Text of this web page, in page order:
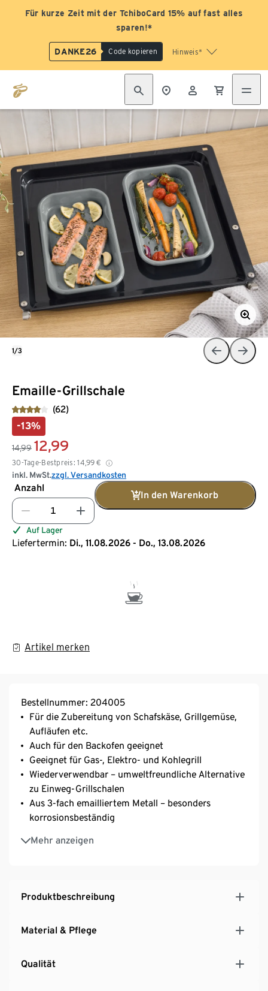
Für kurze Zeit mit der TchiboCard 15% auf fast alles
sparen!*
DANKE26 Code kopieren Hinweis*
Emaille-Grillschale
(62)
-13%
14,99 12,99
30-Tage-Bestpreis: 14,99 €
inkl. MwSt.zzgl. Versandkosten
Anzahl
In den Warenkorb
Auf Lager
Liefertermin: Di., 11.08.2026 - Do., 13.08.2026
Artikel merken
1/3
Bestellnummer: 204005
Für die Zubereitung von Schafskäse, Grillgemüse,
Aufläufen etc.
Auch für den Backofen geeignet
Geeignet für Gas-, Elektro- und Kohlegrill
Wiederverwendbar – umweltfreundliche Alternative
zu Einweg-Grillschalen
Aus 3-fach emailliertem Metall – besonders
korrosionsbeständig
Mehr anzeigen
Spülmaschinengeeignet
Produktbeschreibung
Material & Pflege
Qualität